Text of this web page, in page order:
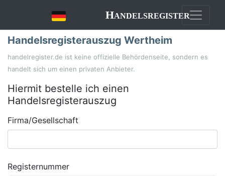
Handelsregister
Handelsregisterauszug Wertheim
handelregister.de ist keine offizielle Behördenseite, sondern es
handelt sich um einen privaten Anbieter.
Hiermit bestelle ich einen
Handelsregisterauszug
Firma/Gesellschaft
Registernummer